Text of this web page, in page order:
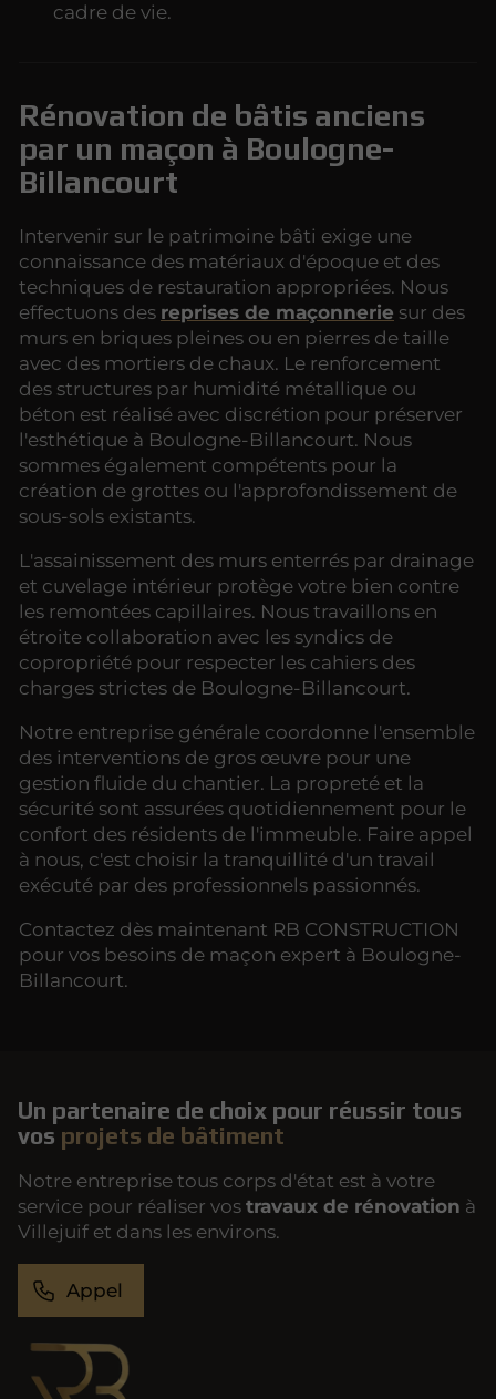
cadre de vie.
Rénovation de bâtis anciens
par un maçon à Boulogne-
Billancourt
Intervenir sur le patrimoine bâti exige une
connaissance des matériaux d'époque et des
techniques de restauration appropriées. Nous
effectuons des reprises de maçonnerie sur des
murs en briques pleines ou en pierres de taille
avec des mortiers de chaux. Le renforcement
des structures par humidité métallique ou
béton est réalisé avec discrétion pour préserver
l'esthétique à Boulogne-Billancourt. Nous
sommes également compétents pour la
création de grottes ou l'approfondissement de
sous-sols existants.
L'assainissement des murs enterrés par drainage
et cuvelage intérieur protège votre bien contre
les remontées capillaires. Nous travaillons en
étroite collaboration avec les syndics de
copropriété pour respecter les cahiers des
charges strictes de Boulogne-Billancourt.
Notre entreprise générale coordonne l'ensemble
des interventions de gros œuvre pour une
gestion fluide du chantier. La propreté et la
sécurité sont assurées quotidiennement pour le
confort des résidents de l'immeuble. Faire appel
à nous, c'est choisir la tranquillité d'un travail
exécuté par des professionnels passionnés.
Contactez dès maintenant RB CONSTRUCTION
pour vos besoins de maçon expert à Boulogne-
Billancourt.
Un partenaire de choix pour réussir tous
vos projets de bâtiment
Notre entreprise tous corps d'état est à votre
service pour réaliser vos travaux de rénovation à
Villejuif et dans les environs.
Appel